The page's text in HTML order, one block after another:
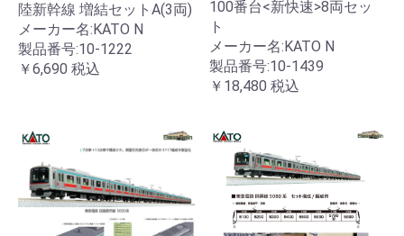
陸新幹線 増結セットA(3両)
メーカー名:KATO N
製品番号:10-1222
￥6,690 税込
100番台<新快速>8両セッ
ト
メーカー名:KATO N
製品番号:10-1439
￥18,480 税込